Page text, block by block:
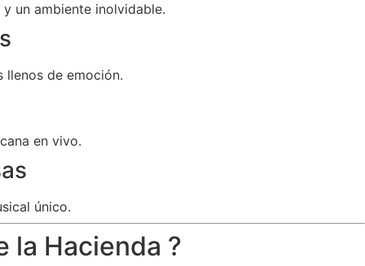
un ambiente inolvidable.
llenos de emoción.
en vivo.
único.
la Hacienda ?